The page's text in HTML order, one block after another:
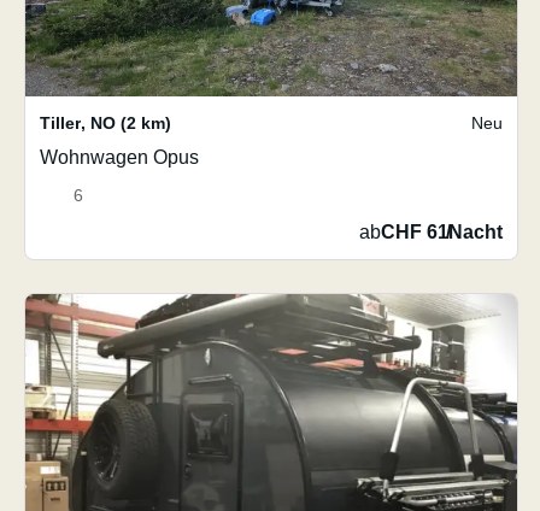
Tiller, NO (2 km) Neu
Wohnwagen Opus
6
abCHF 61/Nacht